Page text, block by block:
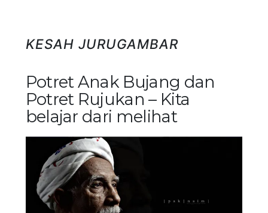
KESAH JURUGAMBAR
Potret Anak Bujang dan
Potret Rujukan – Kita
belajar dari melihat